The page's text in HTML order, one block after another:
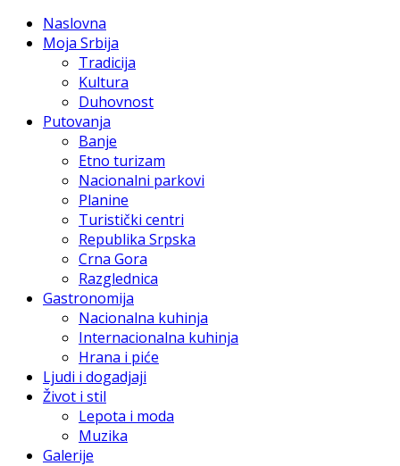
Naslovna
Moja Srbija
Tradicija
Kultura
Duhovnost
Putovanja
Banje
Etno turizam
Nacionalni parkovi
Planine
Turistički centri
Republika Srpska
Crna Gora
Razglednica
Gastronomija
Nacionalna kuhinja
Internacionalna kuhinja
Hrana i piće
Ljudi i dogadjaji
Život i stil
Lepota i moda
Muzika
Galerije